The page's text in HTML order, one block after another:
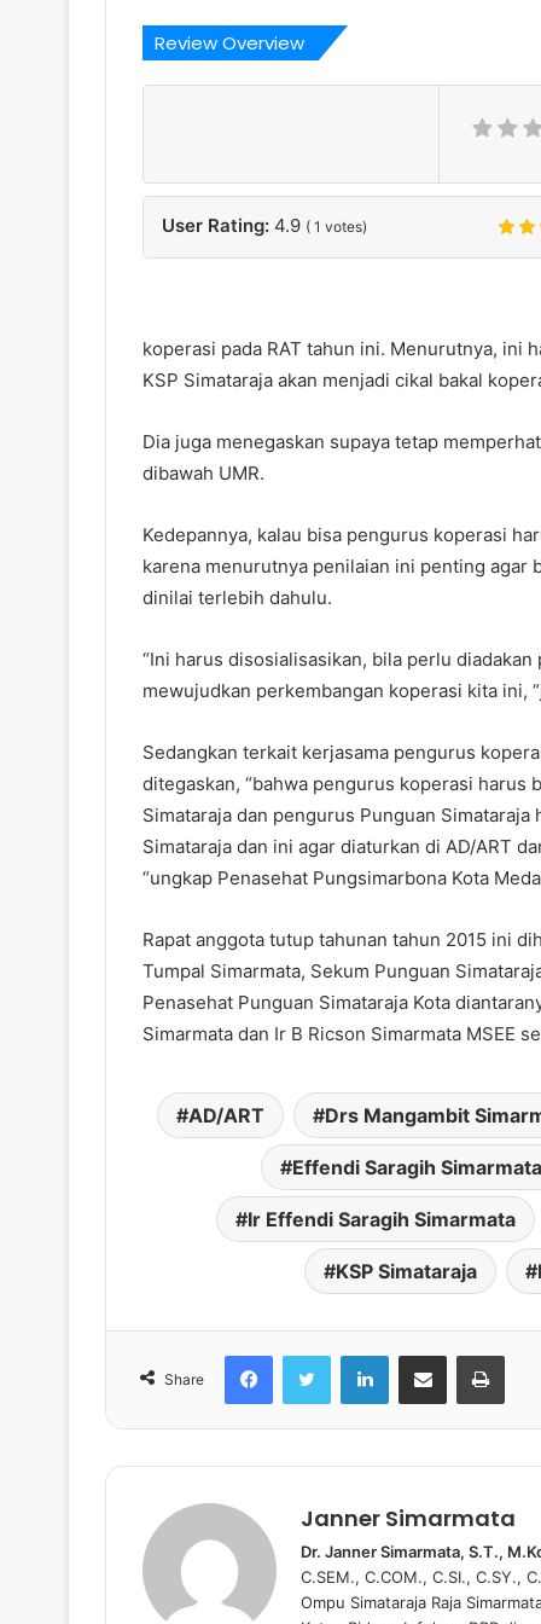
Review Overview
User Rating: 4.9 ( 1 votes)
koperasi pada RAT tahun ini. Menurutnya, ini
KSP Simataraja akan menjadi cikal bakal
Dia juga menegaskan supaya tetap
dibawah UMR.
Kedepannya, kalau bisa pengurus koperasi
karena menurutnya penilaian ini penting agar
dinilai terlebih dahulu.
“Ini harus disosialisasikan, bila perlu
mewujudkan perkembangan koperasi kita ini,
Sedangkan terkait kerjasama pengurus
ditegaskan, “bahwa pengurus koperasi harus
Simataraja dan pengurus Punguan
Simataraja dan ini agar diaturkan di AD/ART
“ungkap Penasehat Pungsimarbona Kota
Rapat anggota tutup tahunan tahun 2015 ini
Tumpal Simarmata, Sekum Punguan
Penasehat Punguan Simataraja Kota
Simarmata dan Ir B Ricson Simarmata MSEE
AD/ART Drs Mangambit
Effendi Saragih Simarmata
Ir Effendi Saragih Simarmata
KSP Simataraja
Share
Janner Simarmata
Dr. Janner Simarmata, S.T.,
C.SEM., C.COM., C.SI., C.SY.,
Ompu Simataraja Raja